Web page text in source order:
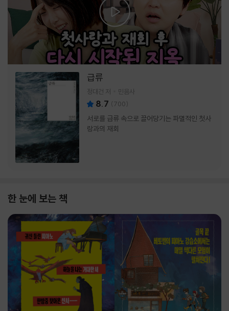
급류
정대건 저 민음사
8.7 (700)
서로를 급류 속으로 끌어당기는 파멸적인 첫사
랑과의 재회
한 눈에 보는 책